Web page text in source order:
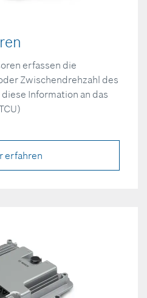
erfassen die
Zwischendrehzahl des
Information an das
erfahren